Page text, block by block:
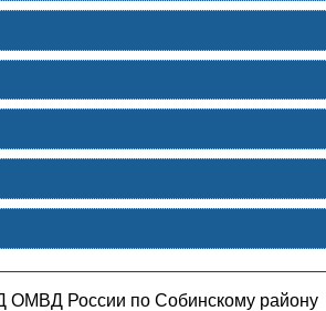
России по Собинскому району